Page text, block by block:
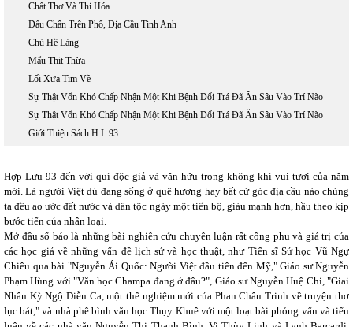
Chất Thơ Và Thi Hóa
Dấu Chân Trên Phố, Địa Cầu Tinh Anh
Chú Hề Làng
Mẩu Thịt Thừa
Lối Xưa Tìm Về
Sự Thật Vốn Khó Chấp Nhận Một Khi Bệnh Dối Trá Đã Ăn Sâu Vào Trí Não
Sự Thật Vốn Khó Chấp Nhận Một Khi Bệnh Dối Trá Đã Ăn Sâu Vào Trí Não
Giới Thiệu Sách H L 93
Hợp Lưu 93 đến với quí độc giả và văn hữu trong không khí vui tươi của năm
mới. Là người Việt dù đang sống ở quê hương hay bất cứ góc địa cầu nào chúng
ta đều ao ước đất nước và dân tộc ngày một tiến bộ, giàu mạnh hơn, hầu theo kịp
bước tiến của nhân loại.
Mở đầu số báo là những bài nghiên cứu chuyên luận rất công phu và giá trị của
các học giả về những vấn đề lịch sử và học thuật, như Tiến sĩ Sử học Vũ Ngự
Chiêu qua bài "Nguyễn Ái Quốc: Người Việt đầu tiên đến Mỹ," Giáo sư Nguyễn
Phạm Hùng với "Văn học Champa đang ở đâu?", Giáo sư Nguyễn Huệ Chi, "Giai
Nhân Kỳ Ngộ Diễn Ca, một thể nghiệm mới của Phan Châu Trinh về truyện thơ
lục bát," và nhà phê bình văn học Thụy Khuê với một loạt bài phỏng vấn và tiểu